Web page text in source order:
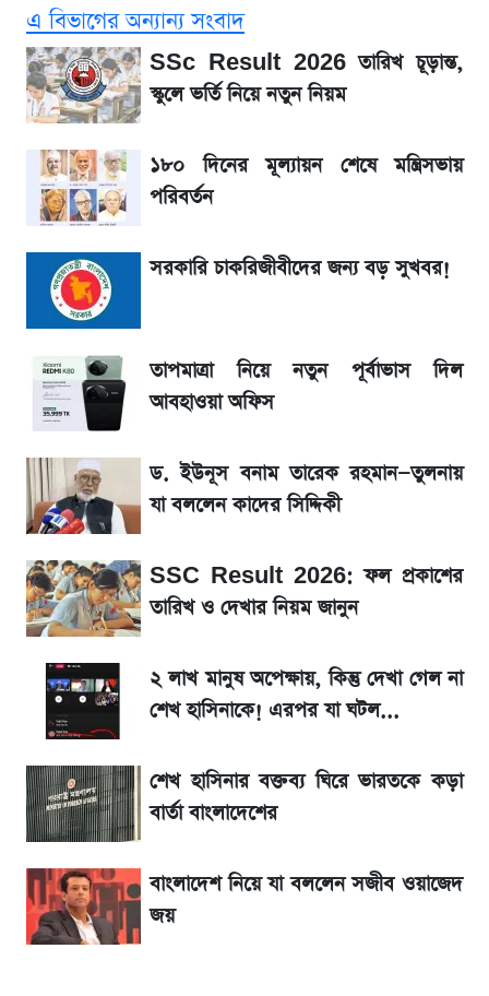
SSC Result 2026: যে ৩ উপায়ে জানা যাবে
ফল
১৮০ দিনের মূল্যায়ন শেষে মন্ত্রিসভায় পরিবর্তন
জেনে নিন আজকের সোনা ও রুপার সর্বশেষ দাম
আগে দেখে নিন, আজকের সোনার নতুন দাম
তাপমাত্রা নিয়ে নতুন পূর্বাভাস দিল আবহাওয়া অফিস
টিভিতে আজকের খেলা (৭ আগস্ট)
সৌদিতে বাংলাদেশিদের আকামা নবায়নে বদলে গেল
নিয়ম
La Liga 2026-2027: সর্বশেষ পয়েন্ট টেবিল ও
খবর
একদিনের ব্যবধানে আজকের সোনার দাম
ড. ইউনূস বনাম তারেক রহমান—তুলনায় যা বললেন
কাদের সিদ্দিকী
এ বিভাগের অন্যান্য সংবাদ
SSc Result 2026 তারিখ চূড়ান্ত,
স্কুলে ভর্তি নিয়ে নতুন নিয়ম
১৮০ দিনের মূল্যায়ন শেষে মন্ত্রিসভায়
পরিবর্তন
সরকারি চাকরিজীবীদের জন্য বড় সুখবর!
তাপমাত্রা নিয়ে নতুন পূর্বাভাস দিল
আবহাওয়া অফিস
ড. ইউনূস বনাম তারেক রহমান—তুলনায়
যা বললেন কাদের সিদ্দিকী
SSC Result 2026: ফল প্রকাশের
তারিখ ও দেখার নিয়ম জানুন
২ লাখ মানুষ অপেক্ষায়, কিন্তু দেখা গেল না
শেখ হাসিনাকে! এরপর যা ঘটল...
শেখ হাসিনার বক্তব্য ঘিরে ভারতকে কড়া
বার্তা বাংলাদেশের
বাংলাদেশ নিয়ে যা বললেন সজীব ওয়াজেদ
জয়